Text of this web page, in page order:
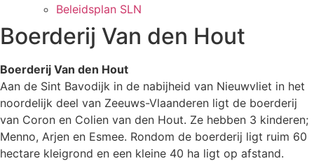
Beleidsplan SLN
Boerderij Van den Hout
Boerderij Van den Hout
Aan de Sint Bavodijk in de nabijheid van Nieuwvliet in het
noordelijk deel van Zeeuws-Vlaanderen ligt de boerderij
van Coron en Colien van den Hout. Ze hebben 3 kinderen;
Menno, Arjen en Esmee. Rondom de boerderij ligt ruim 60
hectare kleigrond en een kleine 40 ha ligt op afstand.